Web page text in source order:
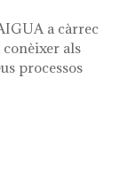
a càrrec
conèixer als
processos